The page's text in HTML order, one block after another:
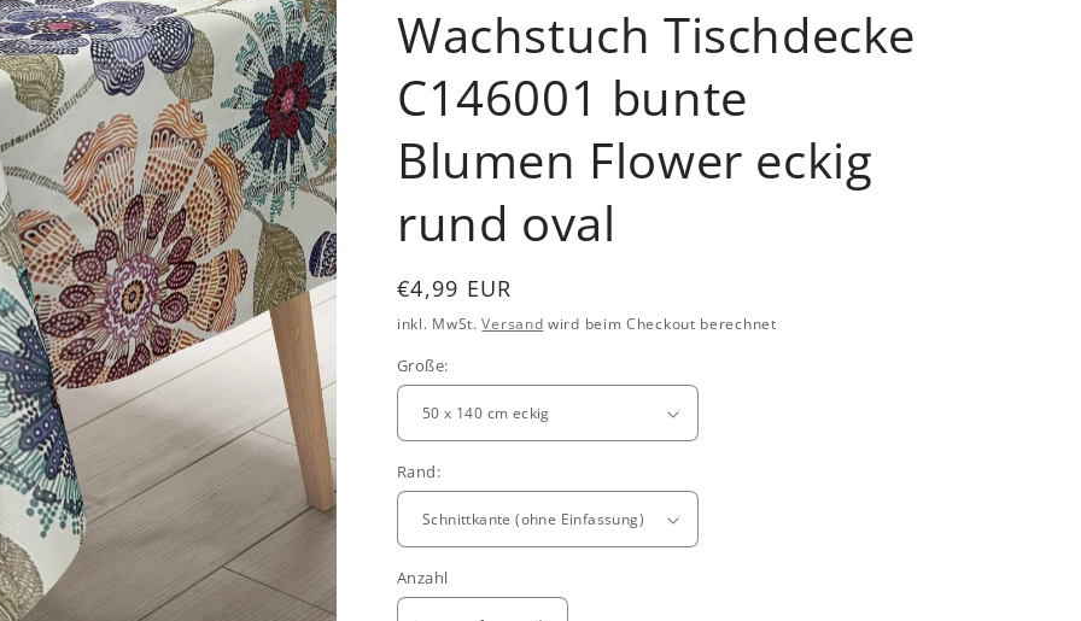
Wachstuch Tischdecke
C146001 bunte
Blumen Flower eckig
rund oval
Normaler
Preis
€4,99 EUR
inkl. MwSt.Versand wird beim Checkout berechnet
Große:
Rand:
Anzahl